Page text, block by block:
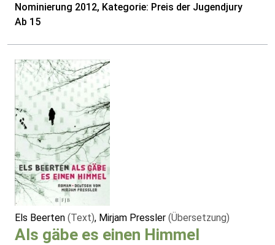
Nominierung 2012, Kategorie: Preis der Jugendjury
Ab 15
Els Beerten (Text), Mirjam Pressler (Übersetzung)
Als gäbe es einen Himmel